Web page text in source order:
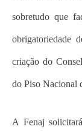
sobretudo que
obrigatoriedade
criação do
do Piso Nacional
A Fenaj